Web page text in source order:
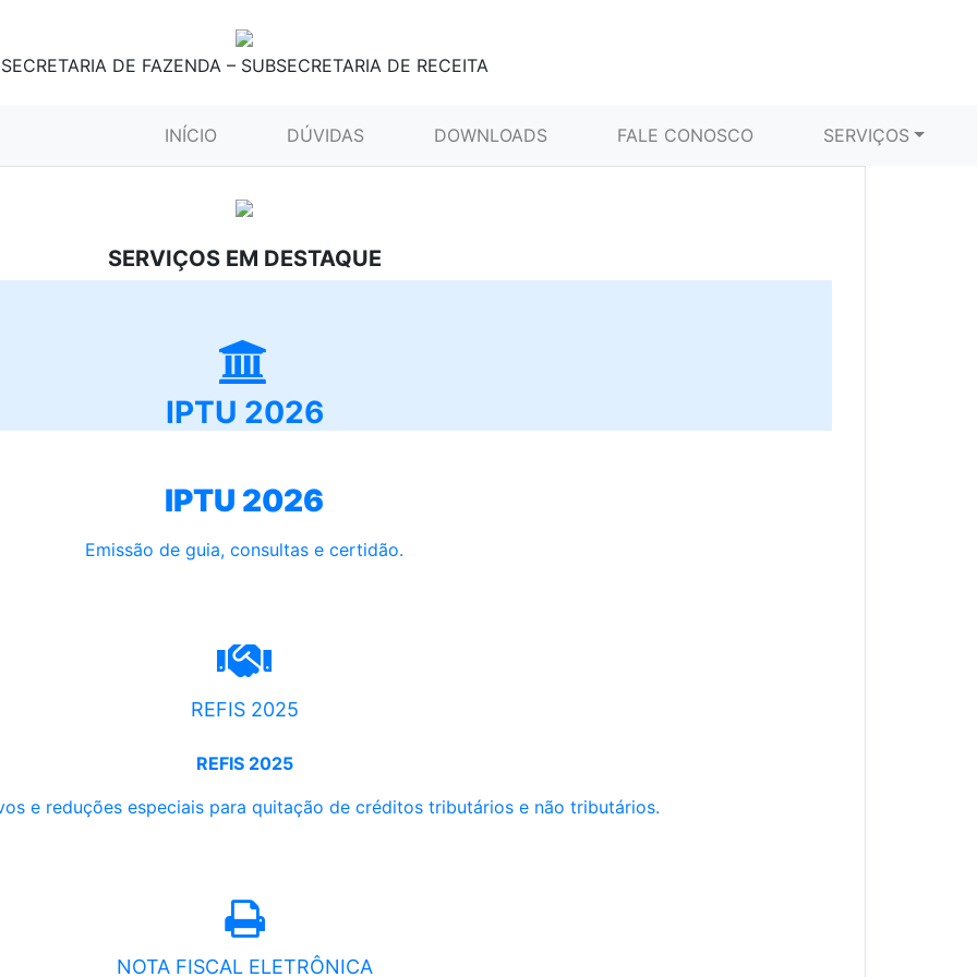
SECRETARIA DE FAZENDA – SUBSECRETARIA DE RECEITA
INÍCIO (CURRENT)DÚVIDAS DOWNLOADS FALE CONOSCO SERVIÇOS
SERVIÇOS EM DESTAQUE
IPTU 2026
IPTU 2026
Emissão de guia, consultas e certidão.
REFIS 2025
REFIS 2025
e reduções especiais para quitação de créditos tributários e não tributários.
NOTA FISCAL ELETRÔNICA